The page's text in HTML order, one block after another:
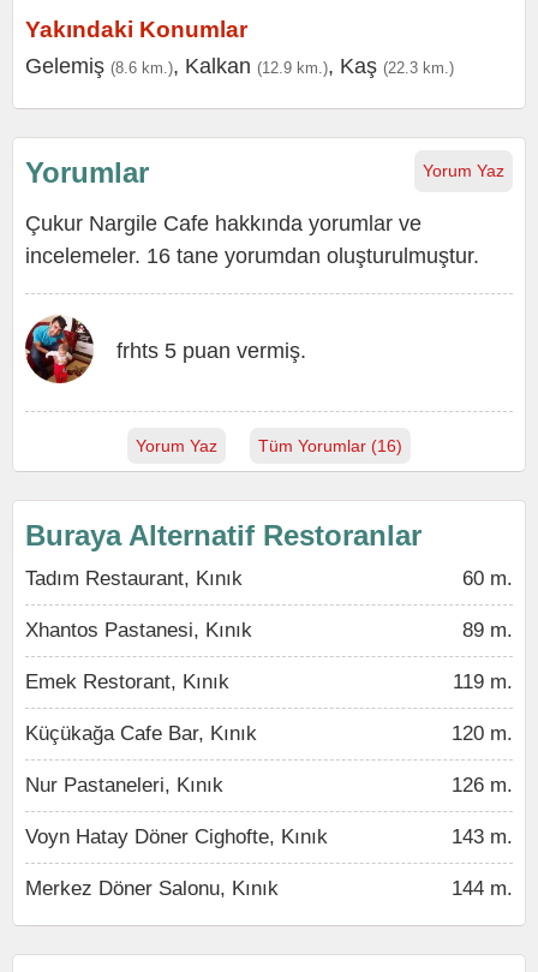
Yakındaki Konumlar
Gelemiş (8.6 km.), Kalkan (12.9 km.), Kaş (22.3 km.)
Yorum Yaz
Yorumlar
Çukur Nargile Cafe hakkında yorumlar ve
incelemeler. 16 tane yorumdan oluşturulmuştur.
frhts 5 puan vermiş.
Yorum Yaz Tüm Yorumlar (16)
Buraya Alternatif Restoranlar
Tadım Restaurant, Kınık 60 m.
Xhantos Pastanesi, Kınık 89 m.
Emek Restorant, Kınık 119 m.
Küçükağa Cafe Bar, Kınık 120 m.
Nur Pastaneleri, Kınık 126 m.
Voyn Hatay Döner Cighofte, Kınık 143 m.
Merkez Döner Salonu, Kınık 144 m.